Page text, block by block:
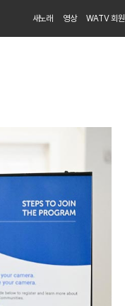
새노래 영상 WATV 회원